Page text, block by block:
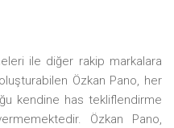
ile diğer rakip markalara
Özkan Pano, her
kendine has tekliflendirme
Özkan Pano,